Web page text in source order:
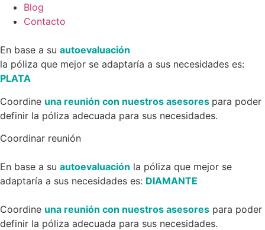
Blog
Contacto
En base a su autoevaluación
la póliza que mejor se adaptaría a sus necesidades es:
PLATA
Coordine una reunión con nuestros asesores para poder
definir la póliza adecuada para sus necesidades.
Coordinar reunión
En base a su autoevaluación la póliza que mejor se
adaptaría a sus necesidades es: DIAMANTE
Coordine una reunión con nuestros asesores para poder
definir la póliza adecuada para sus necesidades.